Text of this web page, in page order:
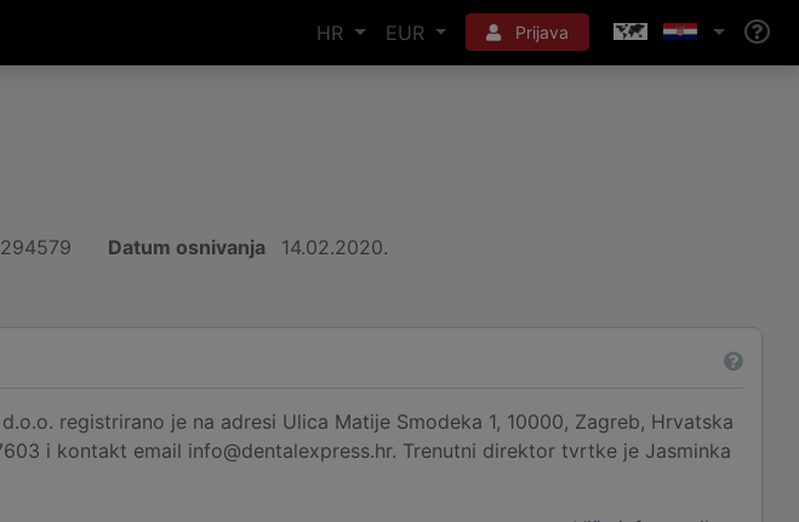
HR EUR Prijava
Datum osnivanja 14.02.2020.
registrirano je na adresi Ulica Matije Smodeka 1, 10000, Zagreb, Hrvatska
i kontakt email info@dentalexpress.hr. Trenutni direktor tvrtke je Jasminka